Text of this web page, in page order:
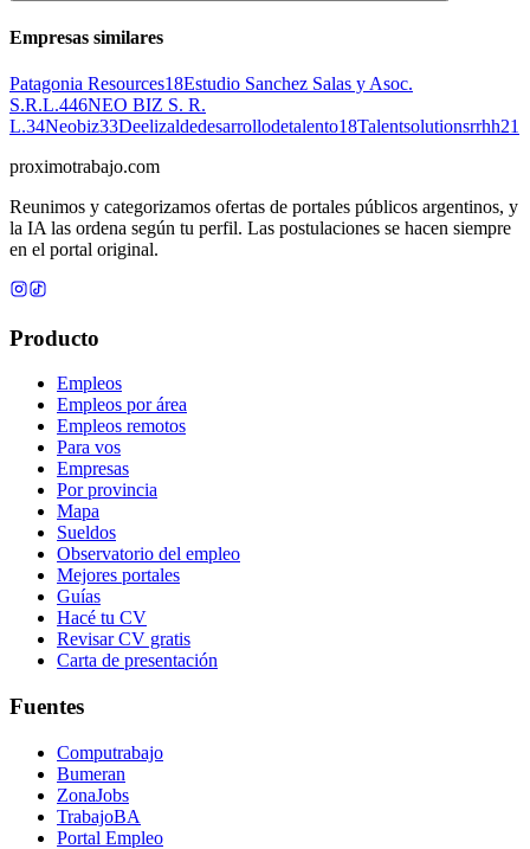
Empresas similares
Patagonia Resources18Estudio Sanchez Salas y Asoc.
S.R.L.446NEO BIZ S. R.
L.34Neobiz33Deelizaldedesarrollodetalento18Talentsolutionsrrhh21
proximotrabajo.com
Reunimos y categorizamos ofertas de portales públicos argentinos, y
la IA las ordena según tu perfil. Las postulaciones se hacen siempre
en el portal original.
Producto
Empleos
Empleos por área
Empleos remotos
Para vos
Empresas
Por provincia
Mapa
Sueldos
Observatorio del empleo
Mejores portales
Guías
Hacé tu CV
Revisar CV gratis
Carta de presentación
Fuentes
Computrabajo
Bumeran
ZonaJobs
TrabajoBA
Portal Empleo